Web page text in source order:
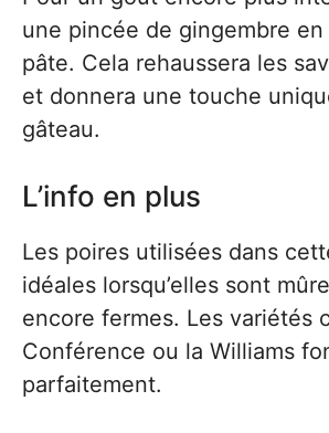
une pincée de gingembre en
pâte. Cela rehaussera les
et donnera une touche
gâteau.
L’info en plus
Les poires utilisées dans
idéales lorsqu’elles sont
encore fermes. Les variétés
Conférence ou la Williams
parfaitement.